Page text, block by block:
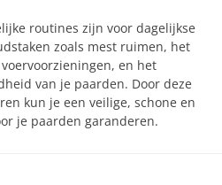
routines zijn voor dagelijkse
zoals mest ruimen, het
en het
van je paarden. Door deze
kun je een veilige, schone en
je paarden garanderen.